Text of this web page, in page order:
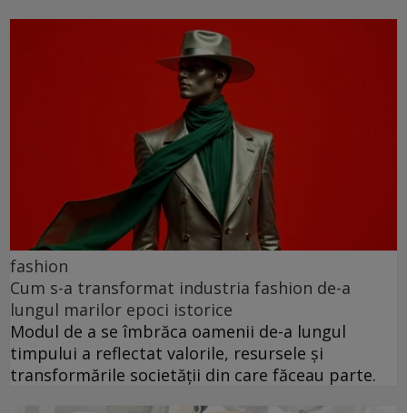
fashion
Cum s-a transformat industria fashion de-a
lungul marilor epoci istorice
Modul de a se îmbrăca oamenii de-a lungul
timpului a reflectat valorile, resursele și
transformările societății din care făceau parte.